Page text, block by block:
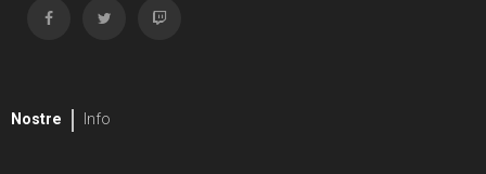
Nostre Info